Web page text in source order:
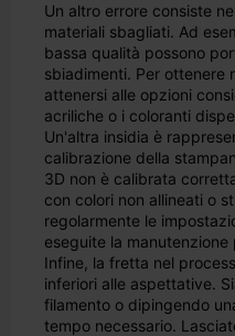
Un altro errore consiste
materiali sbagliati. Ad
bassa qualità possono
sbiadimenti. Per ottenere
attenersi alle opzioni
acriliche o i coloranti
Un'altra insidia è
calibrazione della
3D non è calibrata
con colori non allineati o
regolarmente le
eseguite la
Infine, la fretta nel
inferiori alle aspettative.
filamento o dipingendo
tempo necessario.